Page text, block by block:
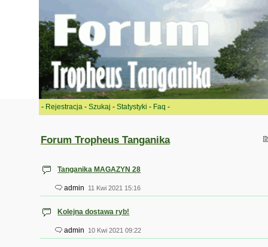
- Rejestracja - Szukaj - Statystyki - Faq -
Forum Tropheus Tanganika
Tanganika MAGAZYN 28
admin 11 Kwi 2021 15:16
Kolejna dostawa ryb!
admin 10 Kwi 2021 09:22